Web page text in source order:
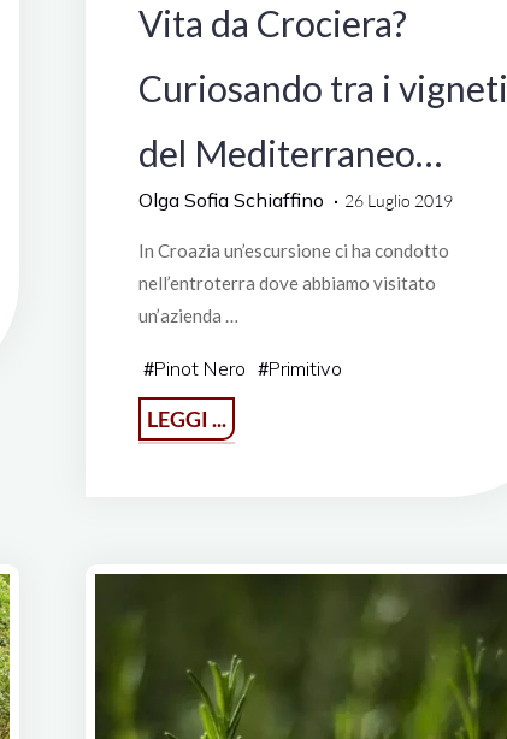
Vita da Crociera?
Curiosando tra i vigneti
del Mediterraneo…
Olga Sofia Schiaffino 26 Luglio 2019
In Croazia un’escursione ci ha condotto
nell’entroterra dove abbiamo visitato
un’azienda …
#Pinot Nero #Primitivo
LEGGI ...
tra
del
Mediterraneo…"